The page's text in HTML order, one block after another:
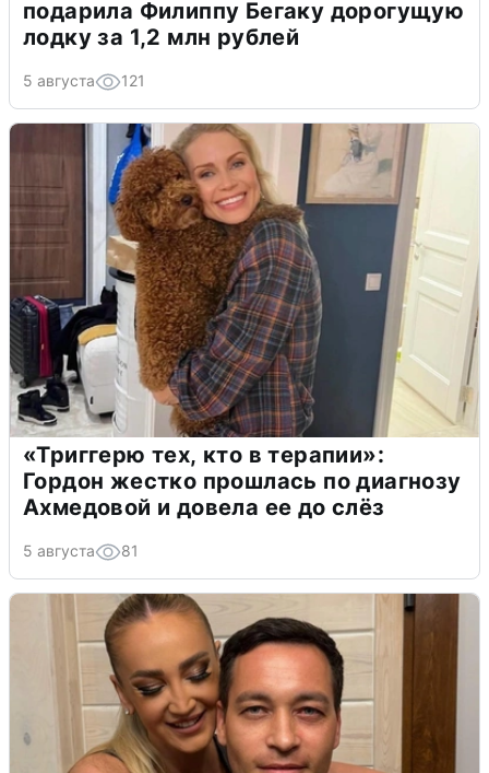
подарила Филиппу Бегаку дорогущую
лодку за 1,2 млн рублей
5 августа 121
«Триггерю тех, кто в терапии»:
Гордон жестко прошлась по диагнозу
Ахмедовой и довела ее до слёз
5 августа 81